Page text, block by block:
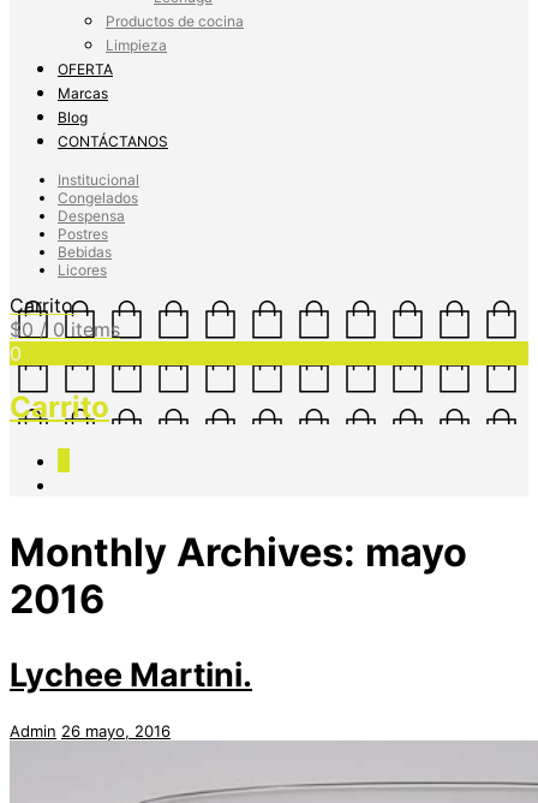
Productos de cocina
Limpieza
OFERTA
Marcas
Blog
CONTÁCTANOS
Institucional
Congelados
Despensa
Postres
Bebidas
Licores
Carrito
$0 / 0 items
0
Carrito
Monthly Archives: mayo
2016
Lychee Martini.
Admin 26 mayo, 2016